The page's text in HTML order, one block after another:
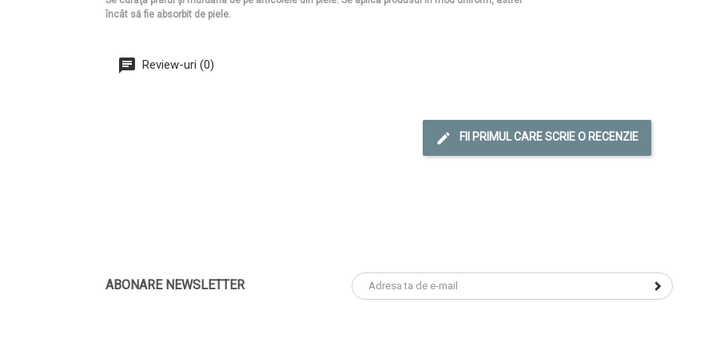
încât să fie absorbit de piele.
Review-uri (0)
FII PRIMUL CARE SCRIE O RECENZIE
ABONARE NEWSLETTER